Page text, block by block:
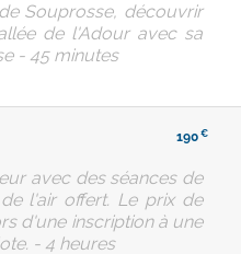
Souprosse, découvrir
de l'Adour avec sa
- 45 minutes
190 €
avec des séances de
l'air offert. Le prix de
d'une inscription à une
- 4 heures